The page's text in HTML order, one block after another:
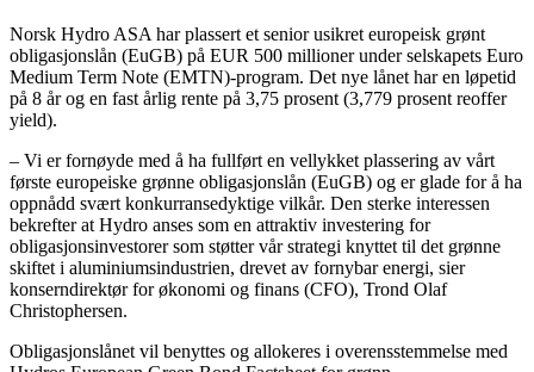
Norsk Hydro ASA har plassert et senior usikret europeisk grønt
obligasjonslån (EuGB) på EUR 500 millioner under selskapets Euro
Medium Term Note (EMTN)-program. Det nye lånet har en løpetid
på 8 år og en fast årlig rente på 3,75 prosent (3,779 prosent reoffer
yield).
– Vi er fornøyde med å ha fullført en vellykket plassering av vårt
første europeiske grønne obligasjonslån (EuGB) og er glade for å ha
oppnådd svært konkurransedyktige vilkår. Den sterke interessen
bekrefter at Hydro anses som en attraktiv investering for
obligasjonsinvestorer som støtter vår strategi knyttet til det grønne
skiftet i aluminiumsindustrien, drevet av fornybar energi, sier
konserndirektør for økonomi og finans (CFO), Trond Olaf
Christophersen.
Obligasjonslånet vil benyttes og allokeres i overensstemmelse med